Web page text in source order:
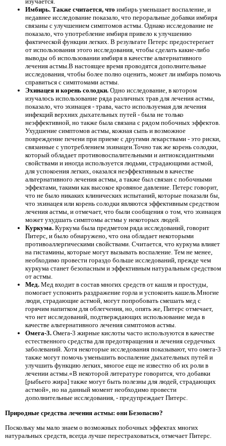
Имбирь. Также считается, что имбирь уменьшает воспаление, и
недавнее исследование показало, что пероральные добавки имбиря
связаны с улучшением симптомов астмы. Однако исследование не
показало, что употребление имбиря привело к улучшению
фактической функции легких. В результате Петерс предостерегает
от использования этого исследования, чтобы сделать какие-либо
выводы об использовании имбиря в качестве альтернативного
лечения астмы.В настоящее время проводятся дополнительные
исследования, чтобы более полно оценить, может ли имбирь помочь
справиться с симптомами астмы.
Эхинацея и корень солодки. Одно исследование, в котором
изучалось использование ряда различных трав для лечения астмы,
показало, что эхинацея - трава, часто используемая для лечения
инфекций верхних дыхательных путей - была не только
неэффективной, но также была связана с рядом побочных эффектов.
Ухудшение симптомов астмы, кожная сыпь и возможное
повреждение печени при приеме с другими лекарствами - это риски,
связанные с употреблением эхинацеи.Точно так же корень солодки,
который обладает противовоспалительными и антиоксидантными
свойствами и иногда используется людьми, страдающими астмой,
для успокоения легких, оказался неэффективным в качестве
альтернативного лечения астмы, а также был связан с побочными
эффектами, такими как высокое кровяное давление. Петерс говорит,
что не было никаких клинических испытаний, которые показали бы,
что эхинацея или корень солодки являются эффективным средством
лечения астмы, и отмечает, что были сообщения о том, что эхинацея
может ухудшать симптомы астмы у некоторых людей.
Куркума. Куркума была предметом ряда исследований, говорит
Питерс, и было обнаружено, что она обладает некоторыми
противоаллергическими свойствами. Считается, что куркума влияет
на гистамины, которые могут вызывать воспаление. Тем не менее,
необходимо провести гораздо больше исследований, прежде чем
куркума станет безопасным и эффективным натуральным средством
от астмы.
Мед. Мед входит в состав многих средств от кашля и простуды,
помогает успокоить раздражение горла и успокоить кашель.Многие
люди, страдающие астмой, могут попробовать смешать мед с
горячим напитком для облегчения, но, опять же, Питерс отмечает,
что нет исследований, подтверждающих использование меда в
качестве альтернативного лечения симптомов астмы.
Омега-3. Омега-3 жирные кислоты часто используются в качестве
естественного средства для предотвращения и лечения сердечных
заболеваний. Хотя некоторые исследования показывают, что омега-3
также могут помочь уменьшить воспаление дыхательных путей и
улучшить функцию легких, многое еще не известно об их роли в
лечении астмы.«В некоторой литературе говорится, что добавки
[рыбьего жира] также могут быть полезны для людей, страдающих
астмой», но на данный момент необходимо провести
дополнительные исследования, - предупреждает Питерс.
Природные средства лечения астмы: они Безопасно?
Поскольку мы мало знаем о возможных побочных эффектах многих
натуральных средств, всегда лучше перестраховаться, отмечает Питерс.